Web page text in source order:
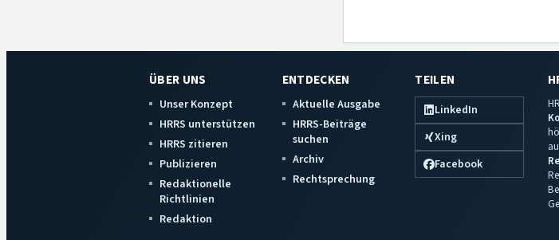
ÜBER UNS
Unser Konzept
HRRS unterstützen
HRRS zitieren
Publizieren
Redaktionelle
Richtlinien
Redaktion
ENTDECKEN
Aktuelle Ausgabe
HRRS-Beiträge
suchen
Archiv
Rechtsprechung
TEILEN
LinkedIn
Xing
Facebook